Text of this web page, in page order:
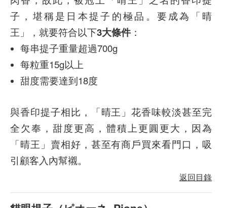
子，堪稱是日本提子的極品。要成為「晴
王」，就要符合以下3大條件 ：
每串提子重量超過700g
每粒重15g以上
甜度需要達到18度
與香印提子相比，「晴王」花香味較淡甚至完
全欠奉，甜度更高，體積上更圓更大，因為
「晴王」賣相好，甚至有商戶買來看門口，吸
引顧客入內幫襯。
返回目錄